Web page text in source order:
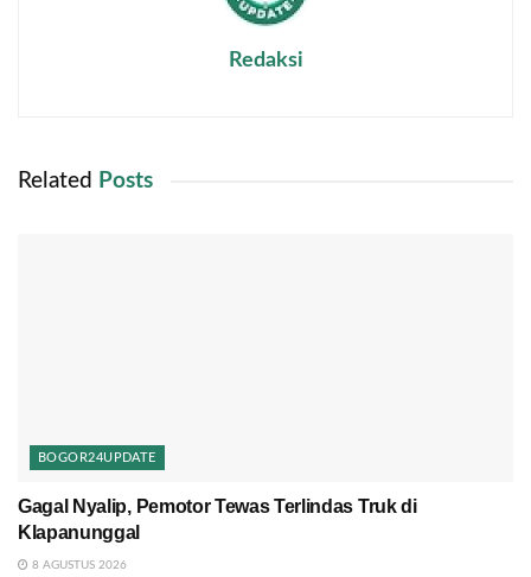
Redaksi
Related Posts
BOGOR24UPDATE
Gagal Nyalip, Pemotor Tewas Terlindas Truk di
Klapanunggal
8 AGUSTUS 2026